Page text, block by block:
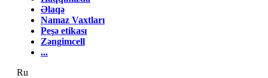
Əlaqə
Namaz Vaxtları
Peşə etikası
Zəngimcell
...
Ru